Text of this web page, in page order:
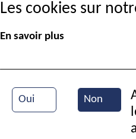
Les cookies sur
En savoir plus
Oui Non